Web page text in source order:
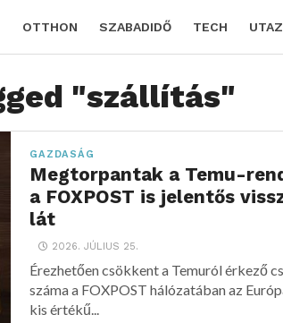
OTTHON SZABADIDŐ TECH
"szállítás"
GAZDASÁG
Megtorpantak a Temu-
a FOXPOST is jelentős
lát
2026. JÚLIUS 25.
Érezhetően csökkent a Temuról érkező
száma a FOXPOST hálózatában az
kis értékű...